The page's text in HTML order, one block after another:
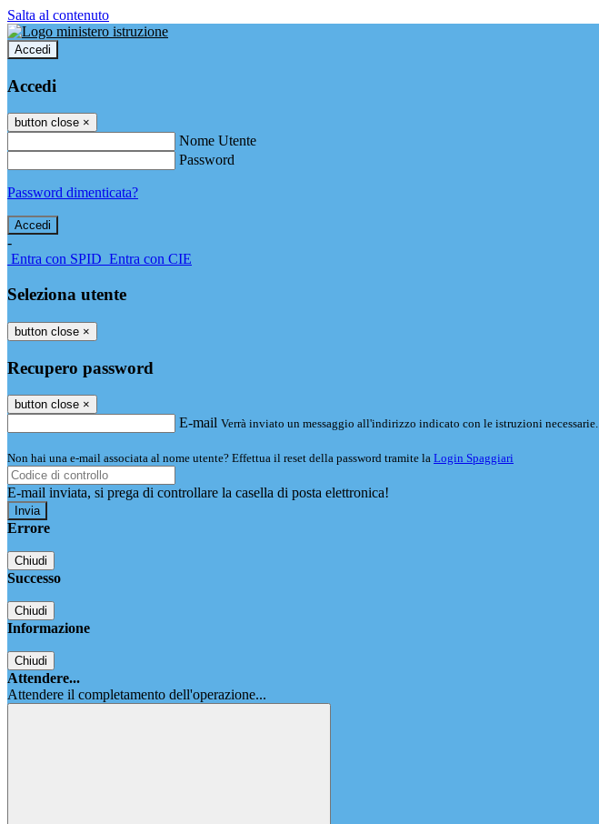
Salta al contenuto
Accedi
Accedi
button close ×
Nome Utente
Password
Password dimenticata?
-
Entra con SPID Entra con CIE
Seleziona utente
button close ×
Recupero password
button close ×
E-mail Verrà inviato un messaggio all'indirizzo indicato con le istruzioni necessarie.
Non hai una e-mail associata al nome utente? Effettua il reset della password tramite la Login Spaggiari
E-mail inviata, si prega di controllare la casella di posta elettronica!
Errore
Chiudi
Successo
Chiudi
Informazione
Chiudi
Attendere...
Attendere il completamento dell'operazione...